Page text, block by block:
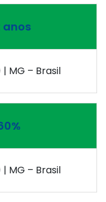
anos
MG – Brasil
MG – Brasil